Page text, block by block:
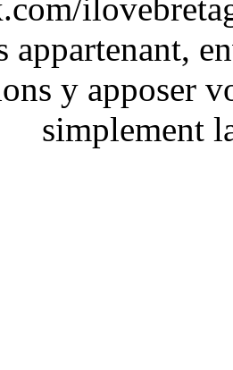
appartenant,
y apposer
simplement